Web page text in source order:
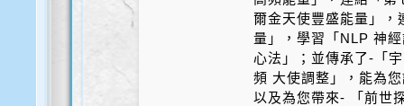
爾金天使豐盛能量」，
量」，學習「NLP 神
心法」；並傳承了-「
頻 大使調整」，能為
以及為您帶來- 「前世